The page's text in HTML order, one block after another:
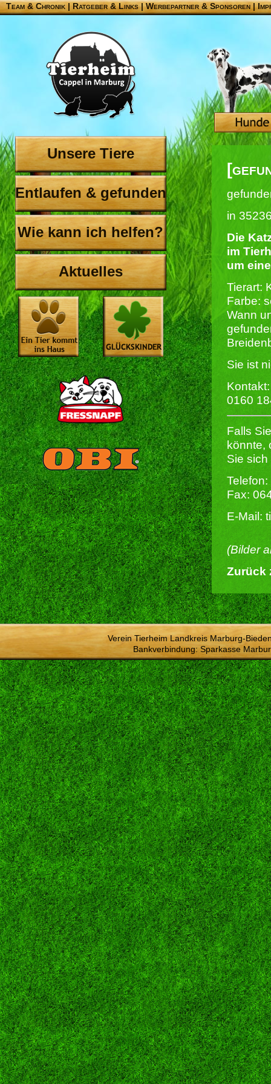
Team & Chronik |Ratgeber & Links|Werbepartner & Sponsoren|
Unsere Tiere
Entlaufen & gefunden
Wie kann ich helfen?
Aktuelles
in
Die
im
um
Tierart:
Farbe:
Wann
Sie ist
Kontakt:
0160
Falls
könnte,
Sie
Fax:
E-Mail:
(Bilder
Zurück
Verein Tierheim Landkreis Marburg-
Bankverbindung: Sparkasse